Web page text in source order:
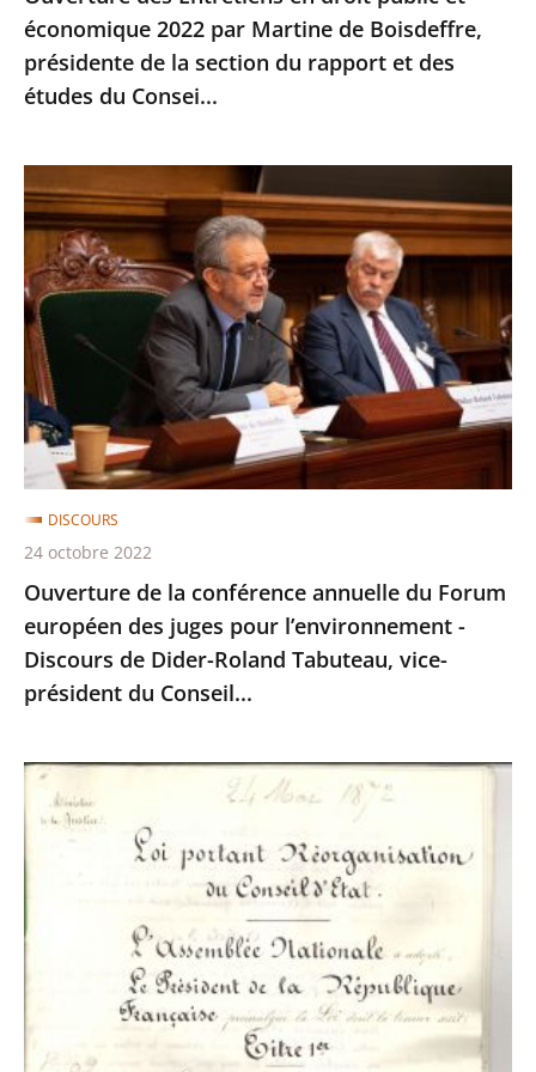
présidente
de
la
du
rapport
et
des
études
du
Consei...
économique 2022 par Martine de Boisdeffre,
présidente de la section du rapport et des
études du Consei...
Ouverture
de
conférence
annuelle
du
Forum
européen
des
juges
pour
l’environnement
-
Discours
de
Dider-
vice-
président
Ouverture de la conférence annuelle du Forum
européen des juges pour l’environnement -
Discours de Dider-Roland Tabuteau, vice-
président du Conseil...
DISCOURS
24 octobre 2022
«
La
mai